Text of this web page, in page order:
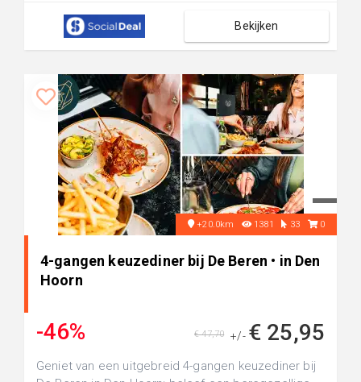
Bekijken
+20.0km 1381 33 0
4-gangen keuzediner bij De Beren • in Den
Hoorn
-46% +/- € 25,95
€ 47,70
Geniet van een uitgebreid 4-gangen keuzediner bij